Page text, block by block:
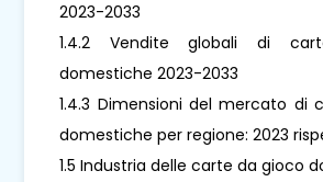
2023-2033
1.4.2 Vendite globali di
domestiche 2023-2033
1.4.3 Dimensioni del mercato di
domestiche per regione: 2023
1.5 Industria delle carte da gioco